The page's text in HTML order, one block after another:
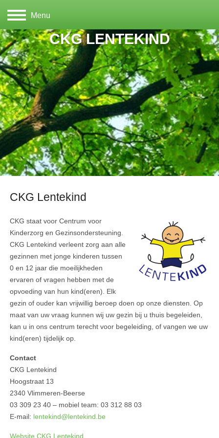
Menu
CKG LENTEKIND
CKG Lentekind
CKG staat voor Centrum voor
Kinderzorg en Gezinsondersteuning.
CKG Lentekind verleent zorg aan alle
gezinnen met jonge kinderen tussen
0 en 12 jaar die moeilijkheden
ervaren of vragen hebben met de
opvoeding van hun kind(eren). Elk
gezin of ouder kan vrijwillig beroep doen op onze diensten. Op
maat van uw vraag kunnen wij uw gezin bij u thuis begeleiden,
kan u in ons centrum terecht voor begeleiding, of vangen we uw
kind(eren) tijdelijk op.
Contact
CKG Lentekind
Hoogstraat 13
2340 Vlimmeren-Beerse
03 309 23 40 – mobiel team: 03 312 88 03
E-mail: lentekind@lentekind.be
Website CKG Lentekind